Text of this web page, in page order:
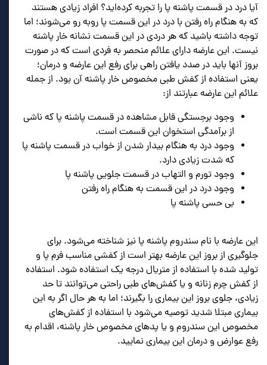
آیا درد در قسمت پاشنه پا را تجربه کرده‌اید؟ افراد زیادی هستند
که به هنگام راه رفتن با درد در این قسمت پا روبه رو می‌شوند؛ اما
توجه داشته باشید که هر دردی در این قسمت نشانه خار پاشنه
نیست. این عارضه دارای علائم منحصر به فردی است که در صورت
بروز آنها باید در صدد یافتن راهی برای رفع این عارضه و درمان؛
یعنی استفاده از کفش طبی مخصوص خار پاشنه آن بود. از جمله
علائم این عارضه عبارتند از:
وجود برجستگی قابل مشاهده در قسمت پاشنه پا که ناشی
از برآمدگی استخوان این قسمت است.
وجود درد به هنگام بیدار شدن از خواب در قسمت پاشنه پا
که شدت زیادی دارد.
وجود تورم و التهاب در قسمت جلویی پاشنه پا
وجود درد در این قسمت به هنگام راه رفتن
بی حسی پاشنه پا
این عارضه با نام سندروم پاشنه پا نیز شناخته می‌شود. برای
جلوگیری از بروز این عارضه بهتر است از کفشی مناسب فرم پا و
تولید شده با استفاده از متریال درجه یک استفاده شود. استفاده
از کفش چرم زنانه و یا کفش‌های طبی راحتی می‌توانند تا حد
زیادی، جلوی بروز این بیماری را بگیرند؛ اما به هر حال اگر به این
بیماری مبتلا شدید توصیه می‌شود با استفاده از کفش‌های
مخصوص این سندروم و یا پدهای مخصوص خار پاشنه، اقدام به
رفع عوارض و درمان این بیماری نمایید.